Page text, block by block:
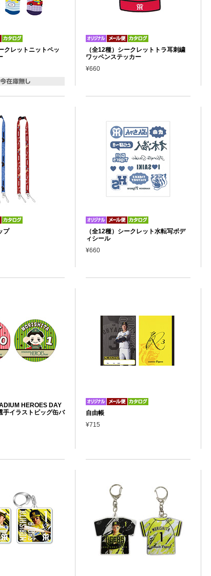
クレットニットペッ
（全12種）シークレットトラ耳刺繍
ワッペンステッカー
¥660
プ
（全12種）シークレット水転写ボデ
ィシール
¥660
HEROES DAY
手イラストビッグ缶バ
自由帳
¥715